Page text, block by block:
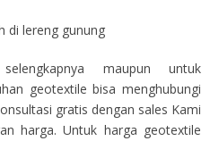
di lereng gunung
maupun untuk
geotextile bisa menghubungi
gratis dengan sales Kami
harga. Untuk harga geotextile